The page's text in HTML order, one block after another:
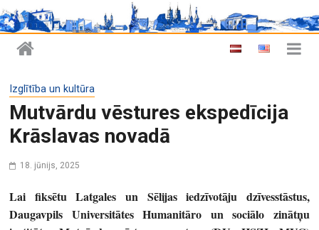
Izglītība un kultūra
Mutvārdu vēstures ekspedīcija
Krāslavas novadā
18. jūnijs, 2025
Lai fiksētu Latgales un Sēlijas iedzīvotāju dzīvesstāstus,
Daugavpils Universitātes Humanitāro un sociālo zinātņu